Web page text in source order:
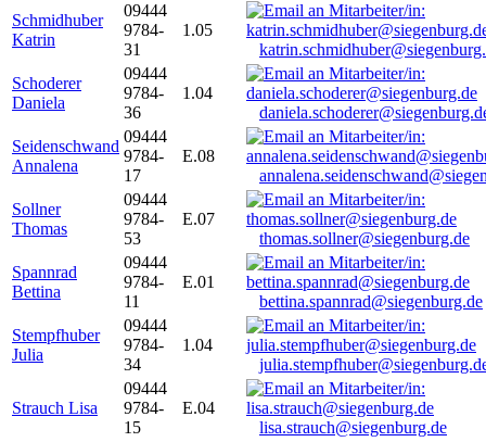
Schmidhuber
Katrin
09444
9784-
31
1.05
Schoderer
Daniela
09444
9784-
36
1.04
Seidenschwand
Annalena
09444
9784-
17
E.08
Sollner
Thomas
09444
9784-
53
E.07
thomas.sollner@siegenburg.de
Spannrad
Bettina
09444
9784-
11
E.01
bettina.spannrad@siegenburg.de
Stempfhuber
Julia
09444
9784-
34
1.04
Strauch Lisa
09444
9784-
15
E.04
lisa.strauch@siegenburg.de